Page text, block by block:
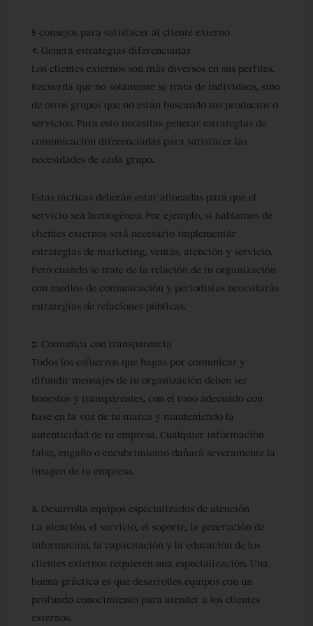
5 consejos para satisfacer al cliente externo
1. Genera estrategias diferenciadas
Los clientes externos son más diversos en sus perfiles.
Recuerda que no solamente se trata de individuos, sino
de otros grupos que no están buscando tus productos o
servicios. Para esto necesitas generar estrategias de
comunicación diferenciadas para satisfacer las
necesidades de cada grupo.
Estas tácticas deberán estar alineadas para que el
servicio sea homogéneo. Por ejemplo, si hablamos de
clientes externos será necesario implementar
estrategias de marketing, ventas, atención y servicio.
Pero cuando se trate de la relación de tu organización
con medios de comunicación y periodistas necesitarás
estrategias de relaciones públicas.
2. Comunica con transparencia
Todos los esfuerzos que hagas por comunicar y
difundir mensajes de tu organización deben ser
honestos y transparentes, con el tono adecuado con
base en la voz de tu marca y manteniendo la
autenticidad de tu empresa. Cualquier información
falsa, engaño o encubrimiento dañará severamente la
imagen de tu empresa.
3. Desarrolla equipos especializados de atención
La atención, el servicio, el soporte, la generación de
información, la capacitación y la educación de los
clientes externos requieren una especialización. Una
buena práctica es que desarrolles equipos con un
profundo conocimiento para atender a los clientes
externos.